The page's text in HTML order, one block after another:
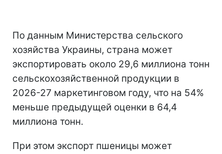
По данным Министерства сельского
хозяйства Украины, страна может
экспортировать около 29,6 миллиона тонн
сельскохозяйственной продукции в
2026-27 маркетинговом году, что на 54%
меньше предыдущей оценки в 64,4
миллиона тонн.
При этом экспорт пшеницы может